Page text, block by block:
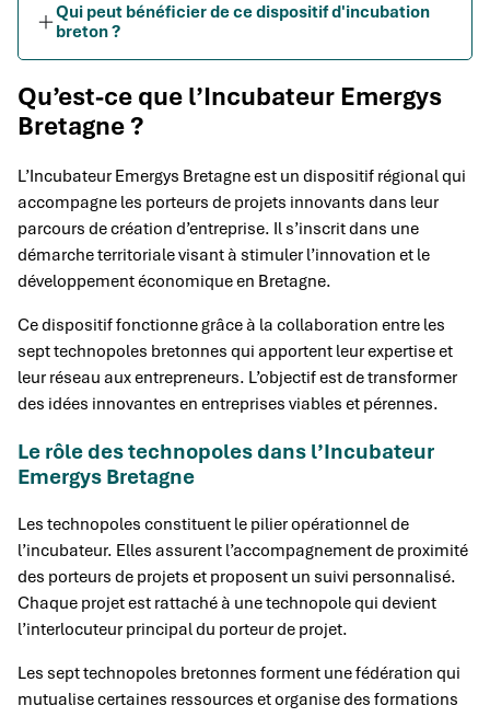
Qui peut bénéficier de ce dispositif d'incubation
breton ?
Qu’est-ce que l’Incubateur Emergys
Bretagne ?
L’Incubateur Emergys Bretagne est un dispositif régional qui
accompagne les porteurs de projets innovants dans leur
parcours de création d’entreprise. Il s’inscrit dans une
démarche territoriale visant à stimuler l’innovation et le
développement économique en Bretagne.
Ce dispositif fonctionne grâce à la collaboration entre les
sept technopoles bretonnes qui apportent leur expertise et
leur réseau aux entrepreneurs. L’objectif est de transformer
des idées innovantes en entreprises viables et pérennes.
Le rôle des technopoles dans l’Incubateur
Emergys Bretagne
Les technopoles constituent le pilier opérationnel de
l’incubateur. Elles assurent l’accompagnement de proximité
des porteurs de projets et proposent un suivi personnalisé.
Chaque projet est rattaché à une technopole qui devient
l’interlocuteur principal du porteur de projet.
Les sept technopoles bretonnes forment une fédération qui
mutualise certaines ressources et organise des formations